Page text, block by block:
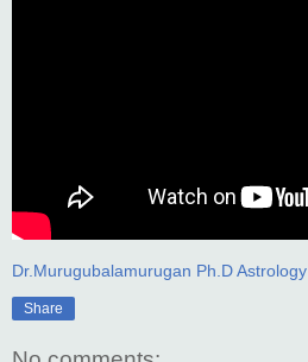
Dr.Murugubalamurugan Ph.D Astrology
Share